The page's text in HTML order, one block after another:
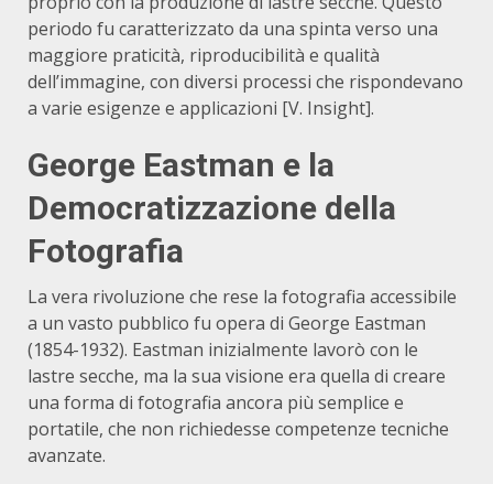
periodo fu caratterizzato da una spinta verso una
maggiore praticità, riproducibilità e qualità
dell’immagine, con diversi processi che rispondevano
a varie esigenze e applicazioni [V. Insight].
George Eastman e la
Democratizzazione della
Fotografia
La vera rivoluzione che rese la fotografia accessibile
a un vasto pubblico fu opera di George Eastman
(1854-1932). Eastman inizialmente lavorò con le
lastre secche, ma la sua visione era quella di creare
una forma di fotografia ancora più semplice e
portatile, che non richiedesse competenze tecniche
avanzate.